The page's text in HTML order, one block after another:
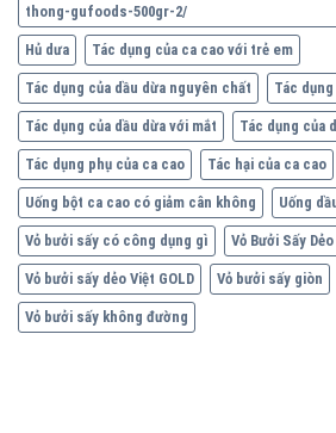
thong-gufoods-500gr-2/
Hủ dưa Tác dụng của ca cao với trẻ em
Tác dụng của dầu dừa nguyên chất Tác
Tác dụng của dầu dừa với mắt Tác dụng của
Tác dụng phụ của ca cao Tác hại của ca cao
Uống bột ca cao có giảm cân không Uống
Vỏ bưởi sấy có công dụng gì Vỏ Bưởi Sấy
Vỏ bưởi sấy dẻo Việt GOLD Vỏ bưởi sấy giòn
Vỏ bưởi sấy không đường